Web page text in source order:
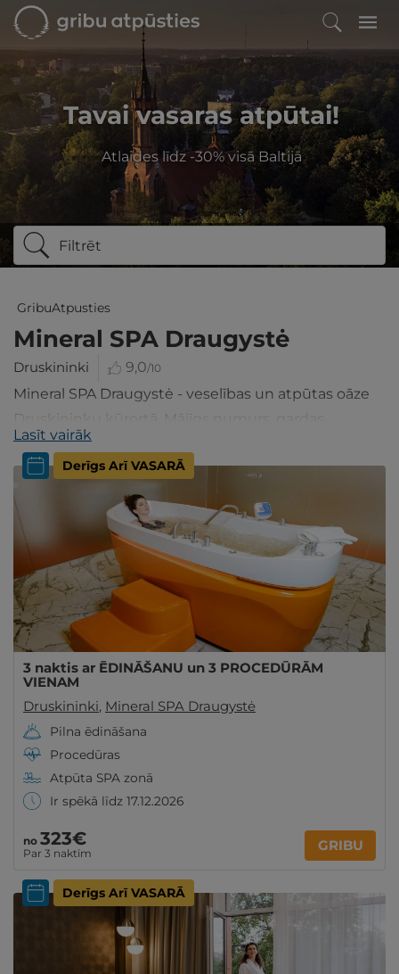
Tavai vasaras atpūtai!
Atlaides līdz -30% visā Baltijā
Filtrēt
GribuAtpusties
Mineral SPA Draugystė
Druskininki 9,0/10
Mineral SPA Draugystė - veselības un atpūtas oāze
Druskininku kūrortā. Mājīgs numurs, gardas
maltītes, SPA atpūta un dažādas procedūras.
Ieskaties!
Lasīt vairāk
Derīgs Arī VASARĀ
3 naktis ar ĒDINĀŠANU un 3 PROCEDŪRĀM
VIENAM
Druskininki, Mineral SPA Draugystė
Pilna ēdināšana
Procedūras
Atpūta SPA zonā
Ir spēkā līdz 17.12.2026
no 323€
Par 3 naktīm GRIBU
Derīgs Arī VASARĀ